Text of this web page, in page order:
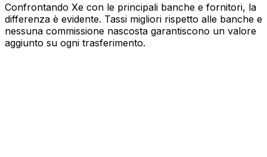
Confrontando Xe con le principali banche e fornitori, la
differenza è evidente. Tassi migliori rispetto alle banche e
nessuna commissione nascosta garantiscono un valore
aggiunto su ogni trasferimento.